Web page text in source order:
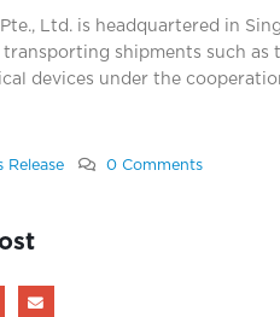
Ltd. is headquartered in
shipments such
devices under the
Release 0 Comments